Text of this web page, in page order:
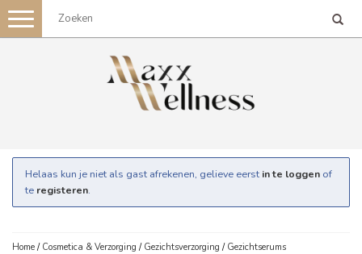
Toggle
navigation
Helaas kun je niet als gast afrekenen, gelieve eerst in te loggen of
te registeren.
Home / Cosmetica & Verzorging / Gezichtsverzorging / Gezichtserums